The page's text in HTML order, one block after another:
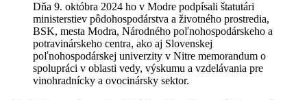
Dňa 9. októbra 2024 ho v Modre podpísali štatutári
ministerstiev pôdohospodárstva a životného prostredia,
BSK, mesta Modra, Národného poľnohospodárskeho a
potravinárskeho centra, ako aj Slovenskej
poľnohospodárskej univerzity v Nitre memorandum o
spolupráci v oblasti vedy, výskumu a vzdelávania pre
vinohradnícky a ovocinársky sektor.